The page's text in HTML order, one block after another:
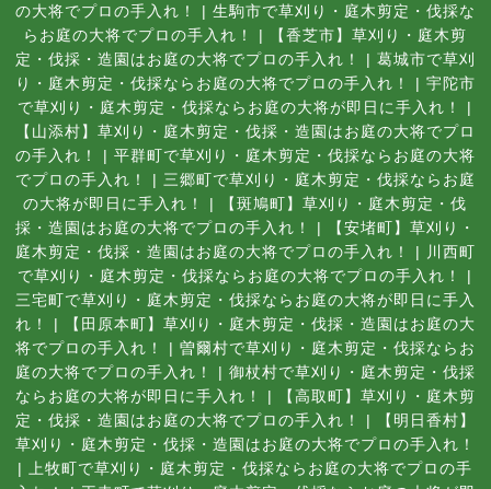
の大将でプロの手入れ！
| 生駒市で草刈り・庭木剪定・伐採な
らお庭の大将でプロの手入れ！
|
【香芝市】草刈り・庭木剪
定・伐採・造園はお庭の大将でプロの手入れ！
| 葛城市で草刈
り・庭木剪定・伐採ならお庭の大将でプロの手入れ！
| 宇陀市
で草刈り・庭木剪定・伐採ならお庭の大将が即日に手入れ！
|
【山添村】草刈り・庭木剪定・伐採・造園はお庭の大将でプロ
の手入れ！
| 平群町で草刈り・庭木剪定・伐採ならお庭の大将
でプロの手入れ！
| 三郷町で草刈り・庭木剪定・伐採ならお庭
の大将が即日に手入れ！
|
【斑鳩町】草刈り・庭木剪定・伐
採・造園はお庭の大将でプロの手入れ！
|
【安堵町】草刈り・
庭木剪定・伐採・造園はお庭の大将でプロの手入れ！
|
川西町
で草刈り・庭木剪定・伐採ならお庭の大将でプロの手入れ！
|
三宅町で草刈り・庭木剪定・伐採ならお庭の大将が即日に手入
れ！
|
【田原本町】草刈り・庭木剪定・伐採・造園はお庭の大
将でプロの手入れ！
| 曽爾村で草刈り・庭木剪定・伐採ならお
庭の大将でプロの手入れ！
| 御杖村で草刈り・庭木剪定・伐採
ならお庭の大将が即日に手入れ！
|
【高取町】草刈り・庭木剪
定・伐採・造園はお庭の大将でプロの手入れ！
|
【明日香村】
草刈り・庭木剪定・伐採・造園はお庭の大将でプロの手入れ！
|
上牧町で草刈り・庭木剪定・伐採ならお庭の大将でプロの手